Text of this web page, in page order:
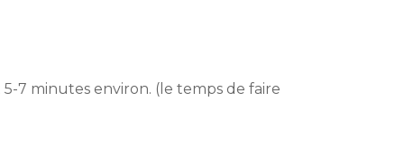
7 minutes environ. (le temps de faire